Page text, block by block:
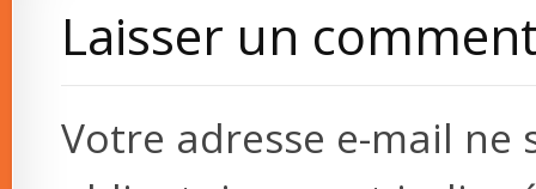
Laisser un
Votre adresse e-mail ne